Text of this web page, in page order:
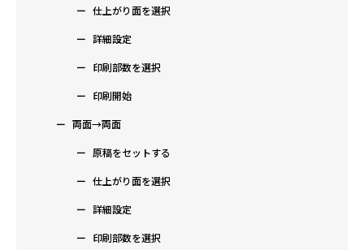
仕上がり面を選択
詳細設定
印刷部数を選択
印刷開始
両面→両面
原稿をセットする
仕上がり面を選択
詳細設定
印刷部数を選択